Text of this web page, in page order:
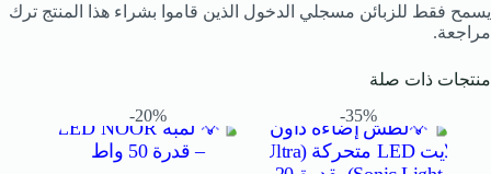
يسمح فقط للزبائن مسجلي الدخول الذين قاموا بشراء هذا المنتج ترك
مراجعة.
منتجات ذات صلة
35%-
20%-